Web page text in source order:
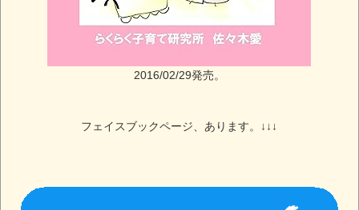
2016/02/29発売。
フェイスブックページ、あります。↓↓↓